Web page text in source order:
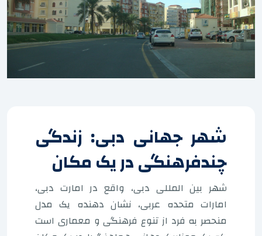
شهر جهانی دبی: زندگی
چندفرهنگی در یک مکان
شهر بین المللی دبی، واقع در امارت دبی،
امارات متحده عربی، نشان دهنده یک مدل
منحصر به فرد از تنوع فرهنگی و معماری است